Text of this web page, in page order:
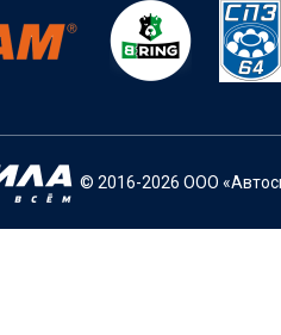
© 2016-2026 ООО